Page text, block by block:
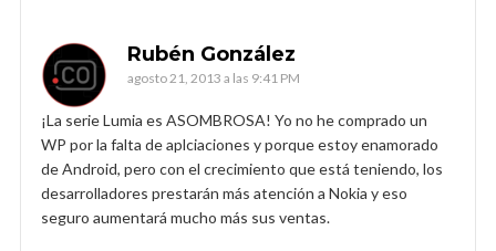
Rubén González
agosto 21, 2013 a las 9:41 PM
¡La serie Lumia es ASOMBROSA! Yo no he comprado un
WP por la falta de aplciaciones y porque estoy enamorado
de Android, pero con el crecimiento que está teniendo, los
desarrolladores prestarán más atención a Nokia y eso
seguro aumentará mucho más sus ventas.